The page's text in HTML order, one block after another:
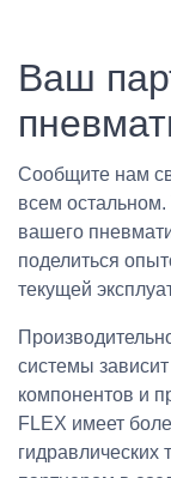
Ваш
Сообщите нам
всем
вашего
поделиться
текущей
системы
компонентов и
FLEX имеет